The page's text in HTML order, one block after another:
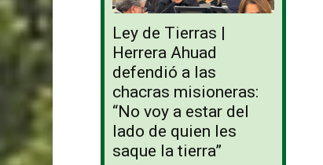
Ley de Tierras |
Herrera Ahuad
defendió a las
chacras misioneras:
“No voy a estar del
lado de quien les
saque la tierra”